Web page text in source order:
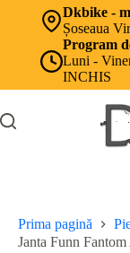
Dkbike -
Șoseaua
Program
Luni -
INCHIS
Prima pagină
Janta Funn